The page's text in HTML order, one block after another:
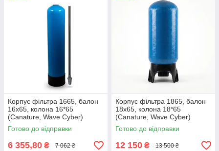
Корпус фільтра 1665, балон
16х65, колона 16*65
(Canature, Wave Cyber)
16"х65"
Готово до відправки
6 355,80 ₴ 7 062 ₴
Корпус фільтра 1865, балон
18х65, колона 18*65
(Canature, Wave Cyber)
18"х65"
Готово до відправки
12 150 ₴ 13 500 ₴